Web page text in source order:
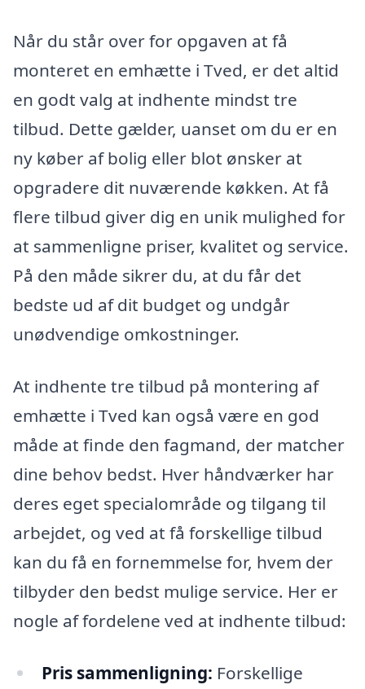
Når du står over for opgaven at få
monteret en emhætte i Tved, er det altid
en godt valg at indhente mindst tre
tilbud. Dette gælder, uanset om du er en
ny køber af bolig eller blot ønsker at
opgradere dit nuværende køkken. At få
flere tilbud giver dig en unik mulighed for
at sammenligne priser, kvalitet og service.
På den måde sikrer du, at du får det
bedste ud af dit budget og undgår
unødvendige omkostninger.
At indhente tre tilbud på montering af
emhætte i Tved kan også være en god
måde at finde den fagmand, der matcher
dine behov bedst. Hver håndværker har
deres eget specialområde og tilgang til
arbejdet, og ved at få forskellige tilbud
kan du få en fornemmelse for, hvem der
tilbyder den bedst mulige service. Her er
nogle af fordelene ved at indhente tilbud:
Pris sammenligning: Forskellige